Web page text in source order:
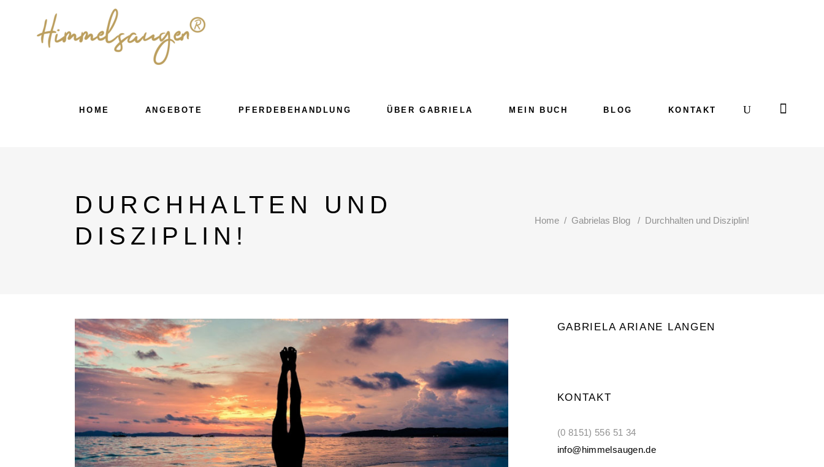
HOME ANGEBOTE PFERDEBEHANDLUNG ÜBER GABRIELA MEIN BUCH BLOG KONTAKT
DURCHHALTEN UND
DISZIPLIN!
Home / Gabrielas Blog / Durchhalten und Disziplin!
GABRIELA ARIANE LANGEN
KONTAKT
(0 8151) 556 51 34
info@himmelsaugen.de